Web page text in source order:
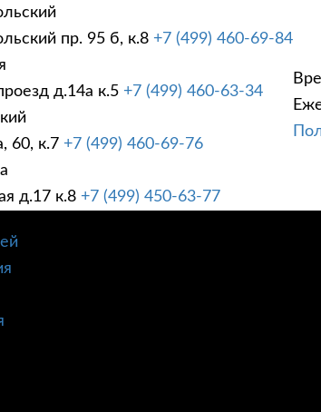
пр. 95 б, к.8 +7 (499) 460-69-84
д.14а к.5 +7 (499) 460-63-34
60, к.7 +7 (499) 460-69-76
д.17 к.8 +7 (499) 450-63-77